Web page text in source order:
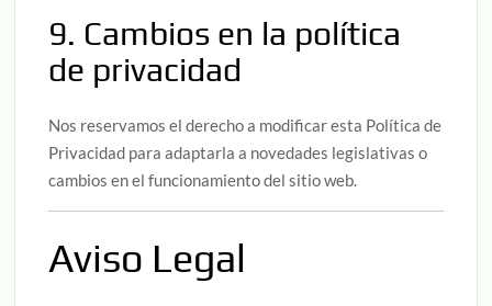
9. Cambios en la política
de privacidad
Nos reservamos el derecho a modificar esta Política de
Privacidad para adaptarla a novedades legislativas o
cambios en el funcionamiento del sitio web.
Aviso Legal